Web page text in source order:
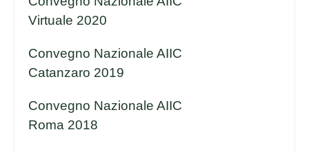
Virtuale 2020
Convegno Nazionale AIIC
Catanzaro 2019
Convegno Nazionale AIIC
Roma 2018